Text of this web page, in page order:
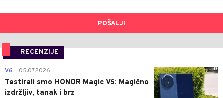
POŠALJI
RECENZIJE
0
V6 05.07.2026.
Testirali smo HONOR Magic V6: Magično
izdržljiv, tanak i brz